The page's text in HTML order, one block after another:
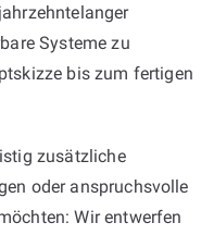
Systeme zu
bis zum fertigen
zusätzliche
oder anspruchsvolle
Wir entwerfen